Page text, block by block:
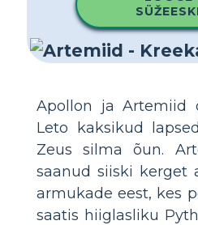
Apollon ja Artemiid
Leto kaksikud
Zeus silma õun.
saanud siiski kerget
armukade eest, kes
saatis hiiglasliku